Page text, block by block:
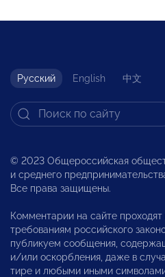
Русский English 中文
© 2023 Общероссийская
и среднего
Все права защищены.
Комментарии на сайте
требованиям российского
публикуем сообщения,
и/или оскорбления, даже в
тире и любыми иными